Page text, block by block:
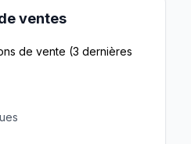
ventes
de vente (3 dernières